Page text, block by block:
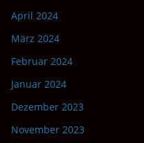
April 2024
März 2024
Februar 2024
Januar 2024
Dezember 2023
November 2023